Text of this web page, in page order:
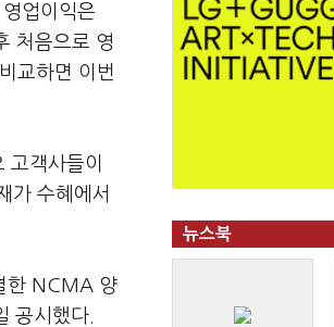
업이익은
처음으로 영
교하면 이번
객사들이
가 수혜에서
한 NCMA 양
공시했다.
뉴스북